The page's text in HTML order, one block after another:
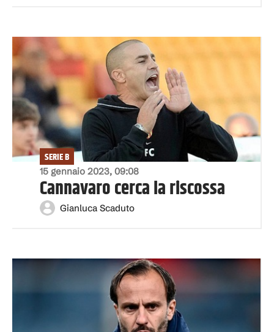
15 gennaio 2023, 09:08
SERIE B
Cannavaro cerca la riscossa
Gianluca Scaduto